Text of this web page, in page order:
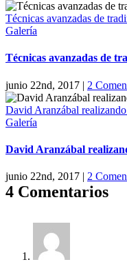
Técnicas avanzadas de
Galería
Técnicas avanzadas de
junio 22nd, 2017 | 2
David Aranzábal
Galería
David Aranzábal
junio 22nd, 2017 | 2
4 Comentarios